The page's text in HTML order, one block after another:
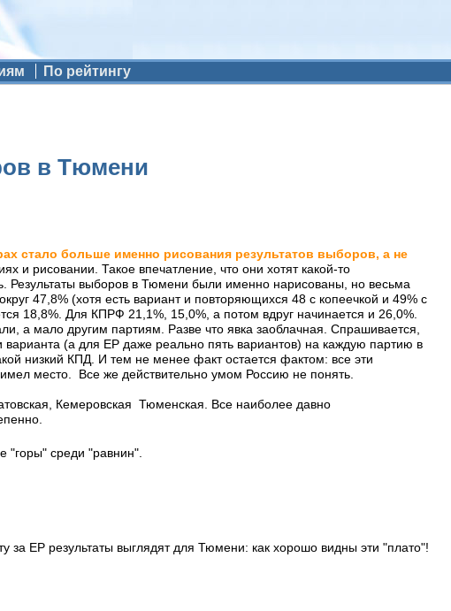
По рейтингу
в Тюмени
стало больше именно рисования результатов выборов, а не
и рисовании. Такое впечатление, что они хотят какой-то
Результаты выборов в Тюмени были именно нарисованы, но весьма
47,8% (хотя есть вариант и повторяющихся 48 с копеечкой и 49% с
18,8%. Для КПРФ 21,1%, 15,0%, а потом вдруг начинается и 26,0%.
а мало другим партиям. Разве что явка заоблачная. Спрашивается,
(а для ЕР даже реально пять вариантов) на каждую партию в
низкий КПД. И тем не менее факт остается фактом: все эти
место. Все же действительно умом Россию не понять.
Кемеровская Тюменская. Все наиболее давно
"горы" среди "равнин".
за ЕР результаты выглядят для Тюмени: как хорошо видны эти "плато"!